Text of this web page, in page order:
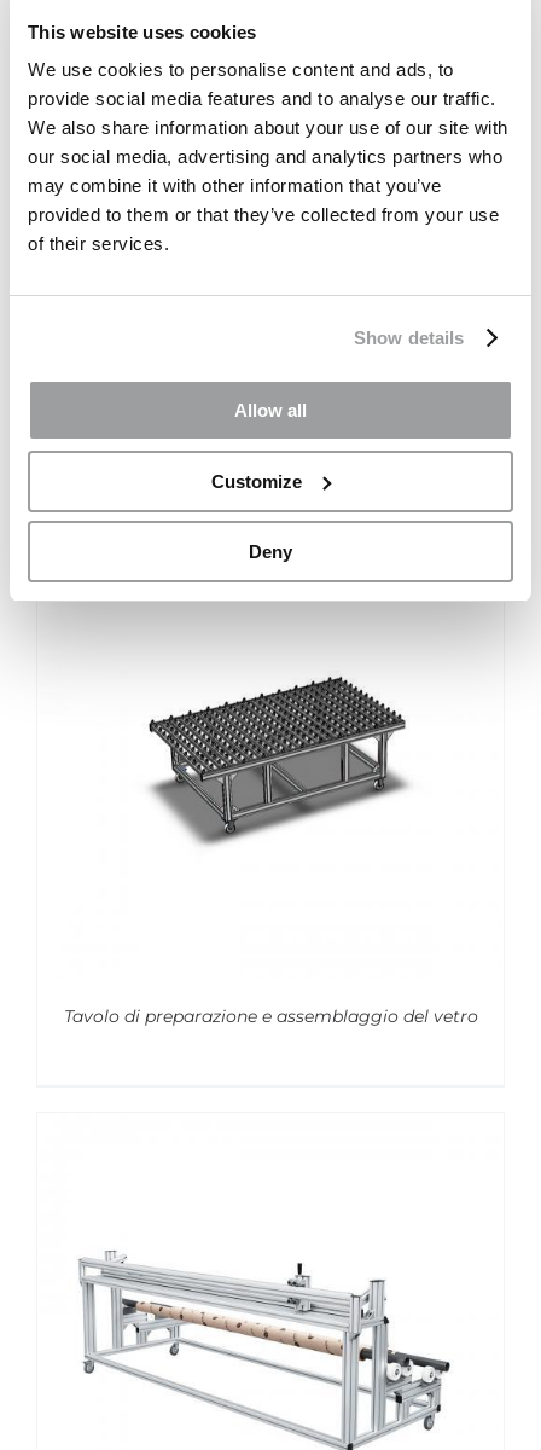
This website uses cookies
We use cookies to personalise content and ads, to
provide social media features and to analyse our traffic.
We also share information about your use of our site with
our social media, advertising and analytics partners who
may combine it with other information that you’ve
provided to them or that they’ve collected from your use
of their services.
Show details
Allow all
Customize
Deny
Thermocutter elettrico a 4 lame – Funzionamento
Accessori per i
forni
Tavolo di preparazione e assemblaggio del vetro